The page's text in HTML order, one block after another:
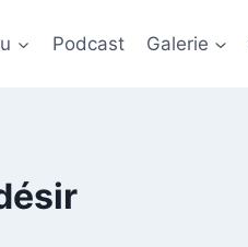
Podcast Galerie